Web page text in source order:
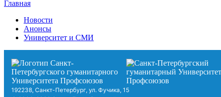
Главная
Новости
Анонсы
Университет и СМИ
192238, Санкт-Петербург, ул. Фучика, 15